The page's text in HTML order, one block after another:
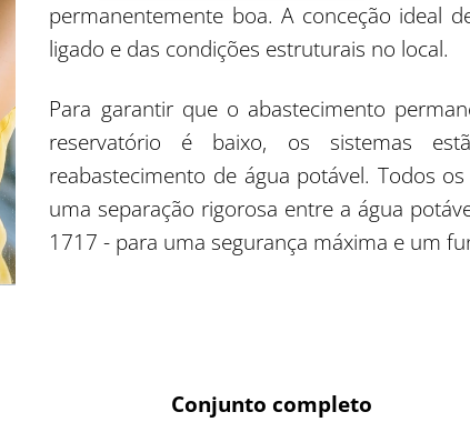
permanentemente boa. A conceção ideal
ligado e das condições estruturais no local.
Para garantir que o abastecimento
reservatório é baixo, os sistemas
reabastecimento de água potável. Todos
uma separação rigorosa entre a água
1717 - para uma segurança máxima e um
Conjunto completo